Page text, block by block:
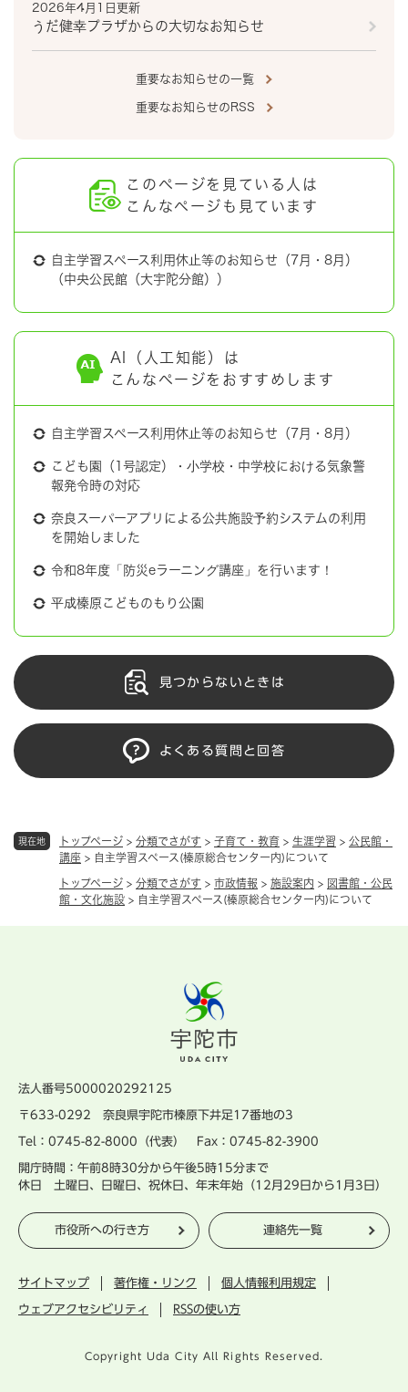
現在地 トップページ > 分類でさがす > 子育て・教育 > 生涯学習 > 公民館・
講座 > 自主学習スペース(榛原総合センター内)について
トップページ > 分類でさがす > 市政情報 > 施設案内 > 図書館・公民
館・文化施設 > 自主学習スペース(榛原総合センター内)について
2026年4月1日更新
うだ健幸プラザからの大切なお知らせ
重要なお知らせの一覧
重要なお知らせのRSS
このページを見ている人は
こんなページも見ています
自主学習スペース利用休止等のお知らせ（7月・8月）
（中央公民館（大宇陀分館））
AI（人工知能）は
こんなページをおすすめします
自主学習スペース利用休止等のお知らせ（7月・8月）
こども園（1号認定）・小学校・中学校における気象警
報発令時の対応
奈良スーパーアプリによる公共施設予約システムの利用
を開始しました
令和8年度「防災eラーニング講座」を行います！
平成榛原こどものもり公園
見つからないときは
よくある質問と回答
法人番号5000020292125
〒633-0292 奈良県宇陀市榛原下井足17番地の3
Tel：0745-82-8000（代表） Fax：0745-82-3900
開庁時間：午前8時30分から午後5時15分まで
休日 土曜日、日曜日、祝休日、年末年始（12月29日から1月3日）
市役所への行き方 連絡先一覧
サイトマップ 著作権・リンク 個人情報利用規定
ウェブアクセシビリティ RSSの使い方
Copyright Uda City All Rights Reserved.